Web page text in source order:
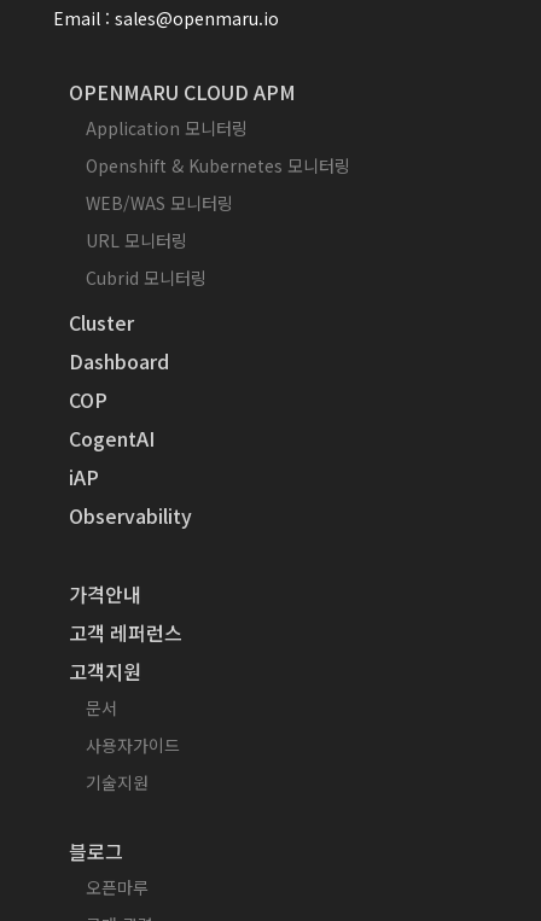
Email : sales@openmaru.io
OPENMARU CLOUD APM
Application 모니터링
Openshift & Kubernetes 모니터링
WEB/WAS 모니터링
URL 모니터링
Cubrid 모니터링
Cluster
Dashboard
COP
CogentAI
iAP
Observability
가격안내
고객 레퍼런스
고객지원
문서
사용자가이드
기술지원
블로그
오픈마루